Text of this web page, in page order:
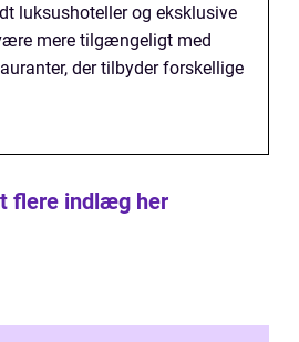
luksushoteller og eksklusive
mere tilgængeligt med
der tilbyder forskellige
flere indlæg her